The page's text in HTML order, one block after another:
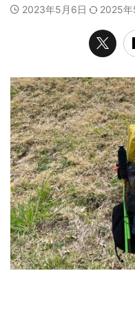
2023年5月6日 2025年